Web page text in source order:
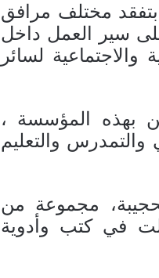
مختلف مرافق
سير العمل داخل
لسائر
بهذه المؤسسة ،
والتعليم
مجموعة من
في كتب وأدوية